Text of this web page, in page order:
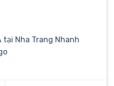
tại Nha Trang Nhanh